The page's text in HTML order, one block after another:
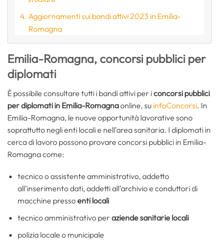
Aggiornamenti sui bandi attivi 2023 in Emilia-
Romagna
Emilia-Romagna, concorsi pubblici per
diplomati
È possibile consultare tutti i bandi attivi per iconcorsi pubblici
per diplomati in Emilia-Romagnaonline, su infoConcorsi. In
Emilia-Romagna, le nuove opportunità lavorative sono
soprattutto negli enti locali e nell’area sanitaria. I diplomati in
cerca di lavoro possono provare concorsi pubblici in Emilia-
Romagna come:
tecnico o assistente amministrativo, addetto
all’inserimento dati, addetti all’archivio e conduttori di
macchine pressoenti locali
tecnico amministrativo per aziende sanitarie locali
polizia locale o municipale